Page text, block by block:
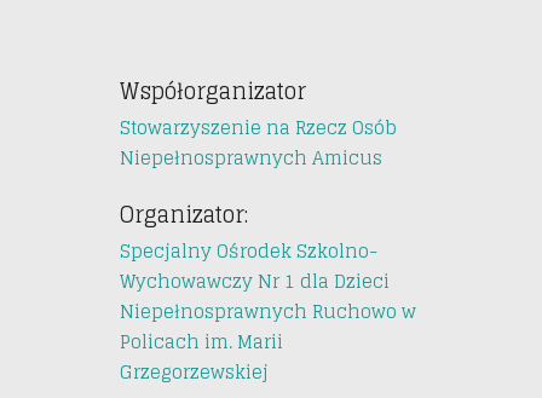
Współorganizator
Stowarzyszenie na Rzecz Osób
Niepełnosprawnych Amicus
Organizator:
Specjalny Ośrodek Szkolno-
Wychowawczy Nr 1 dla Dzieci
Niepełnosprawnych Ruchowo w
Policach im. Marii
Grzegorzewskiej